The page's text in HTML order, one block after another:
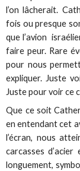
l’on lâcherait.
fois ou presque
que l’avion
faire peur. Rare
pour nous
expliquer. Juste
Juste pour voir ce
Que ce soit
en entendant cet
l’écran, nous
carcasses
longuement,